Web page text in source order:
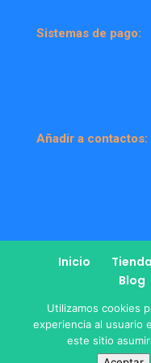
Sistemas de pago:
Añadir a contactos:
Inicio Tienda
Blog
Diseño
Utilizamos cookies
experiencia al usuario
este sitio